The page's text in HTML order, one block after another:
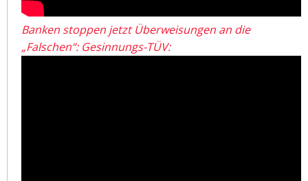
Banken stoppen jetzt Überweisungen an die
„Falschen“: Gesinnungs-TÜV: